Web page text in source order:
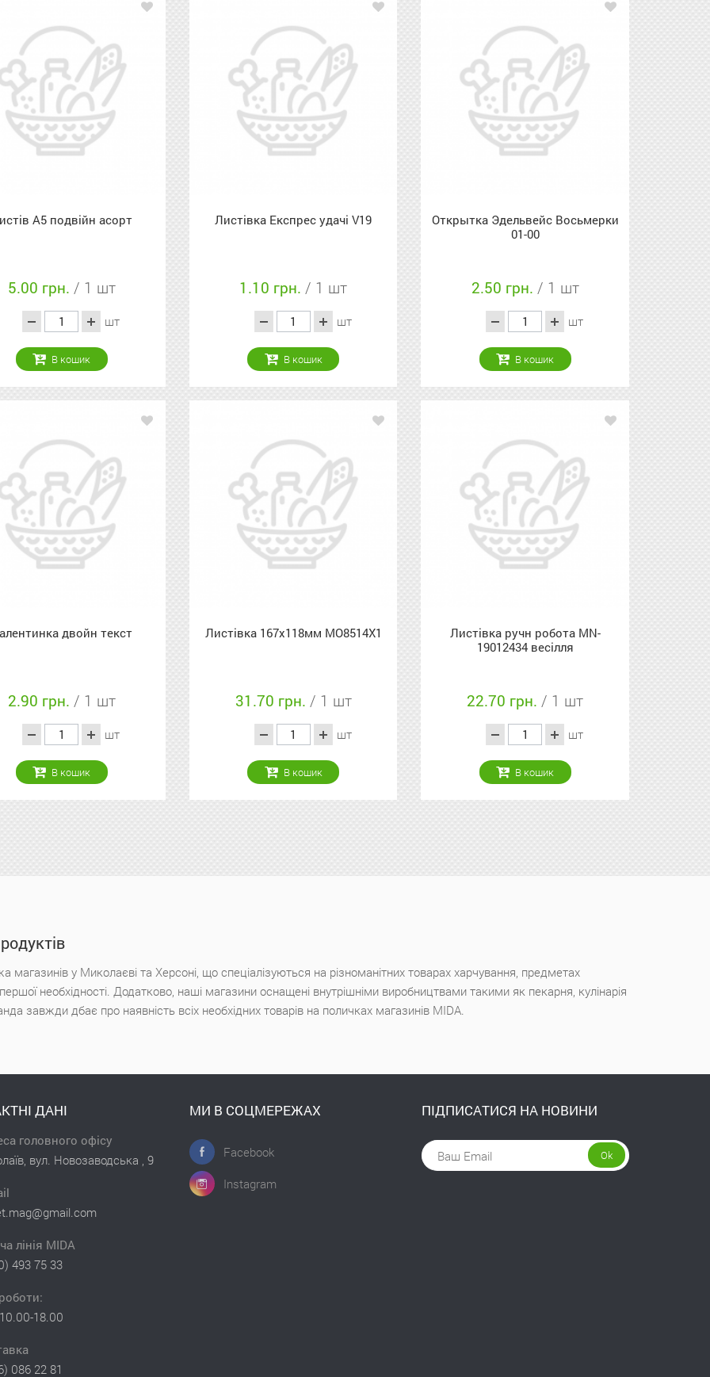
А5 подвійн асорт
5.00 грн. / 1 шт
шт
В кошик
Листівка Експрес удачі V19
1.10 грн. / 1 шт
шт
В кошик
Открытка Эдельвейс Восьмерки
01-00
2.50 грн. / 1 шт
шт
В кошик
двойн текст
2.90 грн. / 1 шт
шт
В кошик
Листівка 167х118мм МО8514Х1
31.70 грн. / 1 шт
шт
В кошик
Листівка ручн робота MN-
19012434 весілля
22.70 грн./ 1 шт
шт
В кошик
магазинів у Миколаєві та Херсоні, що спеціалізуються на різноманітних товарах харчування, предметах
першої необхідності. Додатково, наші магазини оснащені внутрішніми виробництвами такими як пекарня, кулінарія
завжди дбає про наявність всіх необхідних товарів на поличках магазинів MIDA.
ДАНІ
головного офісу
вул. Новозаводська , 9
лінія MIDA
493 75 33
18.00
086 22 81
МИ В СОЦМЕРЕЖАХ
Facebook
Instagram
ПІДПИСАТИСЯ НА НОВИНИ
Ok